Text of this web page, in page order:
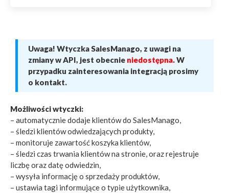
Uwaga! Wtyczka SalesManago, z uwagi na
zmiany w API, jest obecnie niedostępna. W
przypadku zainteresowania integracją prosimy
o kontakt.
Możliwości wtyczki:
– automatycznie dodaje klientów do SalesManago,
– śledzi klientów odwiedzających produkty,
– monitoruje zawartość koszyka klientów,
– śledzi czas trwania klientów na stronie, oraz rejestruje
liczbę oraz datę odwiedzin,
– wysyła informację o sprzedaży produktów,
– ustawia tagi informujące o typie użytkownika,